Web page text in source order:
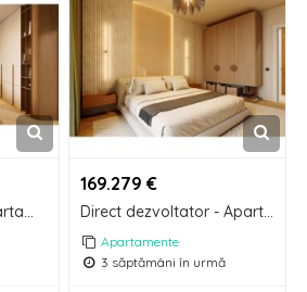
Metrou Berceni - Apartament 2 camere - Biruinței 75
169.279 €
Direct dezvoltator - Apartament 3 camere modern - Metrou Berceni
Apartamente
3 săptămâni în urmă